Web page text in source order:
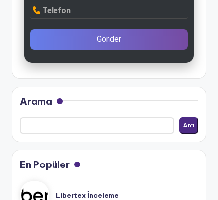
Telefon
Gönder
Arama
Ara
En Popüler
Libertex İnceleme